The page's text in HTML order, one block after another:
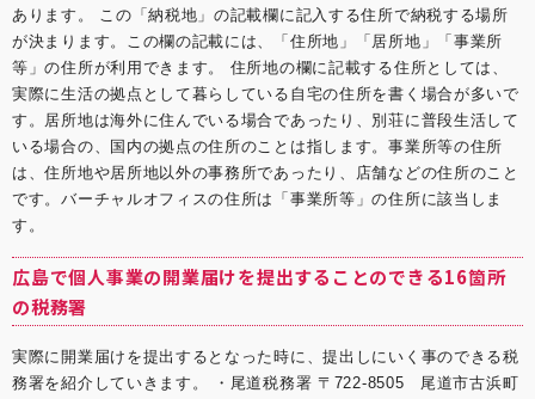
あります。 この「納税地」の記載欄に記入する住所で納税する場所
が決まります。この欄の記載には、「住所地」「居所地」「事業所
等」の住所が利用できます。 住所地の欄に記載する住所としては、
実際に生活の拠点として暮らしている自宅の住所を書く場合が多いで
す。居所地は海外に住んでいる場合であったり、別荘に普段生活して
いる場合の、国内の拠点の住所のことは指します。事業所等の住所
は、住所地や居所地以外の事務所であったり、店舗などの住所のこと
です。バーチャルオフィスの住所は「事業所等」の住所に該当しま
す。
広島で個人事業の開業届けを提出することのできる16箇所
の税務署
実際に開業届けを提出するとなった時に、提出しにいく事のできる税
務署を紹介していきます。 ・尾道税務署 〒722-8505 尾道市古浜町